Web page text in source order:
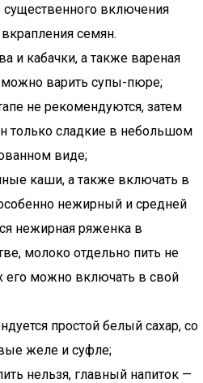
включения
семян.
и кабачки, а также вареная
варить супы-пюре;
не рекомендуются, затем
только сладкие в небольшом
виде;
каши, а также включать в
нежирный и средней
нежирная ряженка в
молоко отдельно пить не
его можно включать в свой
простой белый сахар, со
желе и суфле;
нельзя, главный напиток —